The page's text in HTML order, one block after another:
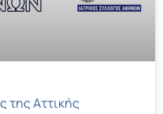
της Αττικής